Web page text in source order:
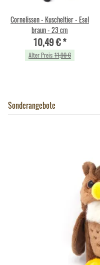
Cornelissen - Kuscheltier - Esel
braun - 23 cm
10,49 €*
Alter Preis:11,90 €
Sonderangebote